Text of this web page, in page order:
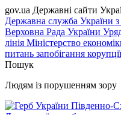
gov.ua Державні сайти
Державна служба України з
Верховна Рада України
лінія Міністерство
питань запобігання
Пошук
Людям із порушенням зору
Південно-